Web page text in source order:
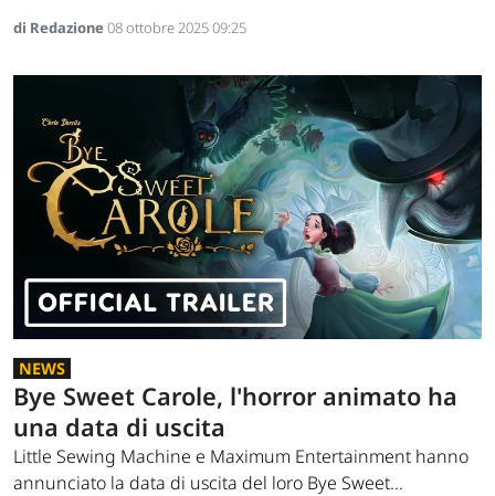
di Redazione08 ottobre 2025 09:25
NEWS
Bye Sweet Carole, l'horror animato ha
una data di uscita
Little Sewing Machine e Maximum Entertainment hanno
annunciato la data di uscita del loro Bye Sweet...